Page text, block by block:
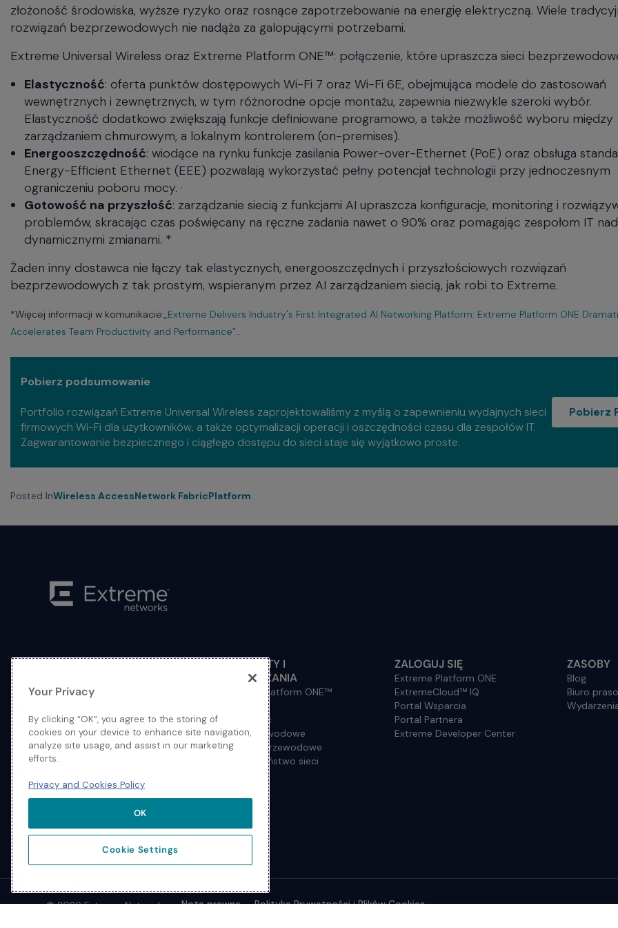
will
close
the
current
Spacebar
open
the
current
menu.
złożoność środowiska, wyższe ryzyko oraz rosnące zapotrzebowanie na energię elektryczną. Wiele
rozwiązań bezprzewodowych nie nadąża za galopującymi potrzebami.
Extreme Universal Wireless oraz Extreme Platform ONE™: połączenie, które upraszcza sieci
Elastyczność: oferta punktów dostępowych Wi-Fi 7 oraz Wi-Fi 6E, obejmująca modele do zastosowań
wewnętrznych i zewnętrznych, w tym różnorodne opcje montażu, zapewnia niezwykle szeroki wybór.
Elastyczność dodatkowo zwiększają funkcje definiowane programowo, a także możliwość wyboru między
zarządzaniem chmurowym, a lokalnym kontrolerem (on-premises).
Energooszczędność: wiodące na rynku funkcje zasilania Power-over-Ethernet (PoE) oraz obsługa
Energy-Efficient Ethernet (EEE) pozwalają wykorzystać pełny potencjał technologii przy jednoczesnym
ograniczeniu poboru mocy. ·
Gotowość na przyszłość: zarządzanie siecią z funkcjami AI upraszcza konfiguracje, monitoring i
problemów, skracając czas poświęcany na ręczne zadania nawet o 90% oraz pomagając zespołom IT
dynamicznymi zmianami. *
Żaden inny dostawca nie łączy tak elastycznych, energooszczędnych i przyszłościowych rozwiązań
bezprzewodowych z tak prostym, wspieranym przez AI zarządzaniem siecią, jak robi to Extreme.
*Więcej informacji w komunikacie:„Extreme Delivers Industry's First Integrated AI Networking Platform: Extreme Platform ONE
Accelerates Team Productivity and Performance”..
Pobierz podsumowanie
Portfolio rozwiązań Extreme Universal Wireless zaprojektowaliśmy z myślą o zapewnieniu wydajnych sieci
firmowych Wi-Fi dla użytkowników, a także optymalizacji operacji i oszczędności czasu dla zespołów IT.
Zagwarantowanie bezpiecznego i ciągłego dostępu do sieci staje się wyjątkowo proste.
Pobierz
Posted InWireless AccessNetwork FabricPlatform
ROZWIĄZANIA WG BRANŻ
Usługi finansowe
Uczelnie wyższe
Branża HoReCa
Szkoły podstawowe i średnie
Przemysł
Dostawcy usług
Obiekty kulturalne i sportowe
Samorządy i spółki miejskie
PRODUKTY I
ROZWIĄZANIA
Extreme Platform ONE™
Sieć Fabric
Sieci przewodowe
Sieci bezprzewodowe
Bezpieczeństwo sieci
ZALOGUJ SIĘ
Extreme Platform ONE
ExtremeCloud™ IQ
Portal Wsparcia
Portal Partnera
Extreme Developer Center
ZASOBY
Blog
Biuro
© 2026 Extreme Networks Nota prawna Polityka Prywatności i Plików Cookies
Your Privacy
By clicking “OK”, you agree to the storing of
cookies on your device to enhance site navigation,
analyze site usage, and assist in our marketing
efforts.
Privacy and Cookies Policy
OK
Cookie Settings